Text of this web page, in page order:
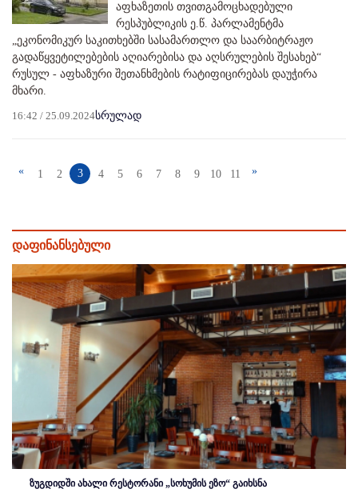
აფხაზეთის თვითგამოცხადებული
რესპუბლიკის ე.წ. პარლამენტმა
„ეკონომიკურ საკითხებში სასამართლო და საარბიტრაჟო
გადაწყვეტილებების აღიარებისა და აღსრულების შესახებ“
რუსულ - აფხაზური შეთანხმების რატიფიცირებას დაუჭირა
მხარი.
16:42 / 25.09.2024სრულად
« 1 2 3 4 5 6 7 8 9 10 11 »
დაფინანსებული
ზუგდიდში ახალი რესტორანი „სოხუმის ეზო“ გაიხსნა